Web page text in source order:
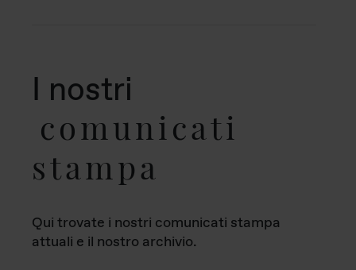
I nostri
comunicati
stampa
Qui trovate i nostri comunicati stampa
attuali e il nostro archivio.